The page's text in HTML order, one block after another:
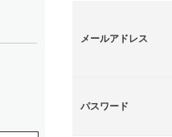
メールアドレス
パスワード